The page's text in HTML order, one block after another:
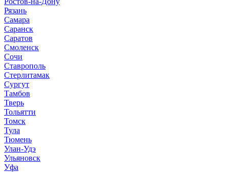
Рязань
Самара
Саранск
Саратов
Смоленск
Сочи
Ставрополь
Стерлитамак
Сургут
Тамбов
Тверь
Тольятти
Томск
Тула
Тюмень
Улан-Удэ
Ульяновск
Уфа